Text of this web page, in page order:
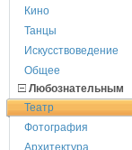
Кино
Танцы
Искусствоведение
Общее
Любознательным
Театр
Фотография
Архитектура